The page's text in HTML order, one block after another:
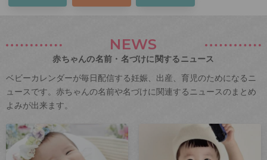
NEWS
赤ちゃんの名前・名づけに関するニュース
ベビーカレンダーが毎日配信する妊娠、出産、育児のためになるニ
ュースです。赤ちゃんの名前や名づけに関連するニュースのまとめ
よみが出来ます。